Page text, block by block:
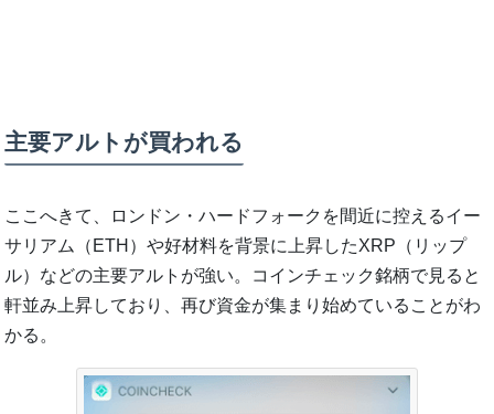
主要アルトが買われる
ここへきて、ロンドン・ハードフォークを間近に控えるイー
サリアム（ETH）や好材料を背景に上昇したXRP（リップ
ル）などの主要アルトが強い。コインチェック銘柄で見ると
軒並み上昇しており、再び資金が集まり始めていることがわ
かる。